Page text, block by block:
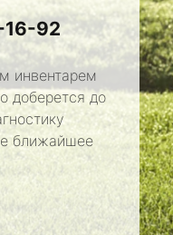
16-92
инвентарем
доберется до
ближайшее